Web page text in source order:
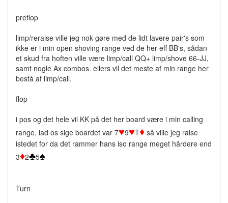
preflop
limp/reraise ville jeg nok gøre med de lidt lavere pair's som
ikke er i min open shoving range ved de her eff BB's, sådan
et skud fra hoften ville være limp/call QQ+ limp/shove 66-JJ,
samt nogle Ax combos. ellers vil det meste af min range her
bestå af limp/call.
flop
i pos og det hele vil KK på det her board være i min calling
range, lad os sige boardet var 7♥9♥T♦ så ville jeg raise
istedet for da det rammer hans iso range meget hårdere end
3♦2♣5♠
Turn